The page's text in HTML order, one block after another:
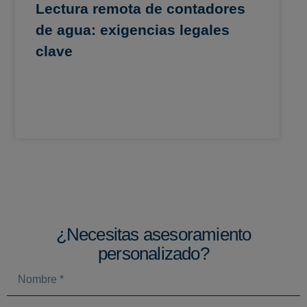
Lectura remota de contadores
de agua: exigencias legales
clave
¿Necesitas asesoramiento
personalizado?